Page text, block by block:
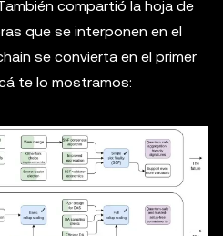
compartió la hoja de
que se interponen en el
se convierta en el primer
te lo mostramos: